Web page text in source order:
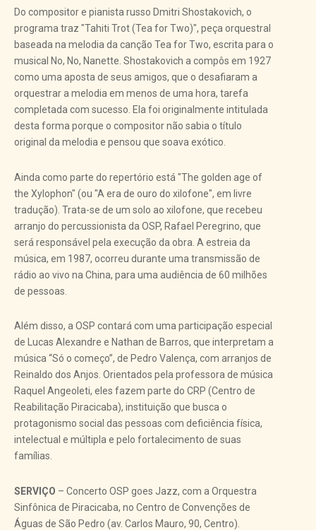
Do compositor e pianista russo Dmitri Shostakovich, o
programa traz "Tahiti Trot (Tea for Two)", peça orquestral
baseada na melodia da canção Tea for Two, escrita para o
musical No, No, Nanette. Shostakovich a compôs em 1927
como uma aposta de seus amigos, que o desafiaram a
orquestrar a melodia em menos de uma hora, tarefa
completada com sucesso. Ela foi originalmente intitulada
desta forma porque o compositor não sabia o título
original da melodia e pensou que soava exótico.
Ainda como parte do repertório está "The golden age of
the Xylophon" (ou "A era de ouro do xilofone", em livre
tradução). Trata-se de um solo ao xilofone, que recebeu
arranjo do percussionista da OSP, Rafael Peregrino, que
será responsável pela execução da obra. A estreia da
música, em 1987, ocorreu durante uma transmissão de
rádio ao vivo na China, para uma audiência de 60 milhões
de pessoas.
Além disso, a OSP contará com uma participação especial
de Lucas Alexandre e Nathan de Barros, que interpretam a
música “Só o começo”, de Pedro Valença, com arranjos de
Reinaldo dos Anjos. Orientados pela professora de música
Raquel Angeoleti, eles fazem parte do CRP (Centro de
Reabilitação Piracicaba), instituição que busca o
protagonismo social das pessoas com deficiência física,
intelectual e múltipla e pelo fortalecimento de suas
famílias.
SERVIÇO – Concerto OSP goes Jazz, com a Orquestra
Sinfônica de Piracicaba, no Centro de Convenções de
Águas de São Pedro (av. Carlos Mauro, 90, Centro).